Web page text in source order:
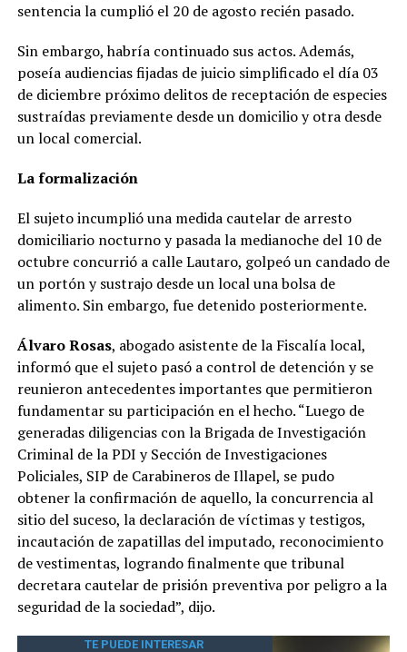
sentencia la cumplió el 20 de agosto recién pasado.
Sin embargo, habría continuado sus actos. Además,
poseía audiencias fijadas de juicio simplificado el día 03
de diciembre próximo delitos de receptación de especies
sustraídas previamente desde un domicilio y otra desde
un local comercial.
La formalización
El sujeto incumplió una medida cautelar de arresto
domiciliario nocturno y pasada la medianoche del 10 de
octubre concurrió a calle Lautaro, golpeó un candado de
un portón y sustrajo desde un local una bolsa de
alimento. Sin embargo, fue detenido posteriormente.
Álvaro Rosas, abogado asistente de la Fiscalía local,
informó que el sujeto pasó a control de detención y se
reunieron antecedentes importantes que permitieron
fundamentar su participación en el hecho. “Luego de
generadas diligencias con la Brigada de Investigación
Criminal de la PDI y Sección de Investigaciones
Policiales, SIP de Carabineros de Illapel, se pudo
obtener la confirmación de aquello, la concurrencia al
sitio del suceso, la declaración de víctimas y testigos,
incautación de zapatillas del imputado, reconocimiento
de vestimentas, logrando finalmente que tribunal
decretara cautelar de prisión preventiva por peligro a la
seguridad de la sociedad”, dijo.
TE PUEDE INTERESAR